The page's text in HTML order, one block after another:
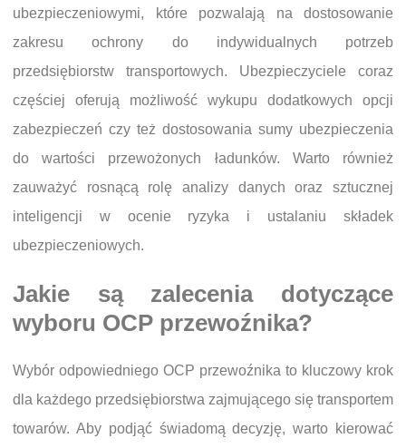
ubezpieczeniowymi, które pozwalają na dostosowanie
zakresu ochrony do indywidualnych potrzeb
przedsiębiorstw transportowych. Ubezpieczyciele coraz
częściej oferują możliwość wykupu dodatkowych opcji
zabezpieczeń czy też dostosowania sumy ubezpieczenia
do wartości przewożonych ładunków. Warto również
zauważyć rosnącą rolę analizy danych oraz sztucznej
inteligencji w ocenie ryzyka i ustalaniu składek
ubezpieczeniowych.
Jakie są zalecenia dotyczące
wyboru OCP przewoźnika?
Wybór odpowiedniego OCP przewoźnika to kluczowy krok
dla każdego przedsiębiorstwa zajmującego się transportem
towarów. Aby podjąć świadomą decyzję, warto kierować